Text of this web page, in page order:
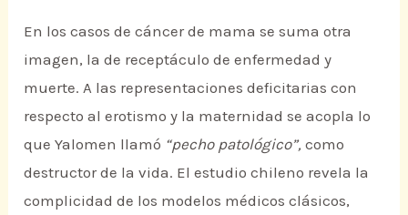
En los casos de cáncer de mama se suma otra
imagen, la de receptáculo de enfermedad y
muerte. A las representaciones deficitarias con
respecto al erotismo y la maternidad se acopla lo
que Yalomen llamó “pecho patológico”, como
destructor de la vida. El estudio chileno revela la
complicidad de los modelos médicos clásicos,